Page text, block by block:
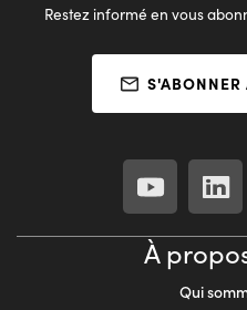
Restez informé en vous
S'ABONNER
À
Qui